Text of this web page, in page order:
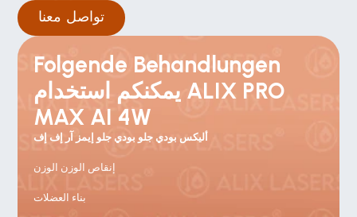
تواصل معنا
Folgende Behandlungen
يمكنكم استخدام ALIX PRO
MAX AI 4W
أليكس بودي جلو بودي جلو إيمز آر إف إف
إنقاص الوزن الوزن
بناء العضلات